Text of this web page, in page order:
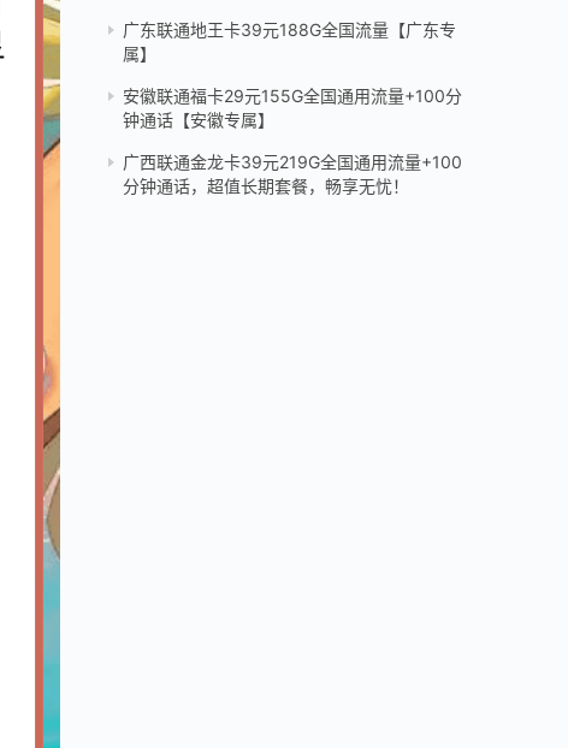
广东联通地王卡39元188G全国流量【广东专
属】
安徽联通福卡29元155G全国通用流量+100分
钟通话【安徽专属】
广西联通金龙卡39元219G全国通用流量+100
分钟通话，超值长期套餐，畅享无忧！